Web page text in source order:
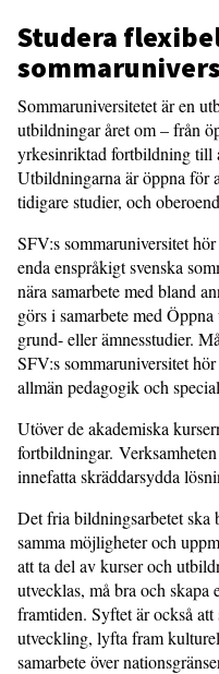
Studera
Sommaruniversitetet är en
utbildningar året om – från
yrkesinriktad fortbildning till
Utbildningarna är öppna för
tidigare studier, och
SFV:s sommaruniversitet
enda enspråkigt svenska
nära samarbete med bland
görs i samarbete med
grund- eller ämnesstudier.
SFV:s sommaruniversitet
allmän pedagogik och
Utöver de akademiska
fortbildningar.
innefatta skräddarsydda
Det fria bildningsarbetet ska
samma möjligheter och
att ta del av kurser och
utvecklas, må bra och
framtiden. Syftet är också
utveckling, lyfta fram
samarbete över